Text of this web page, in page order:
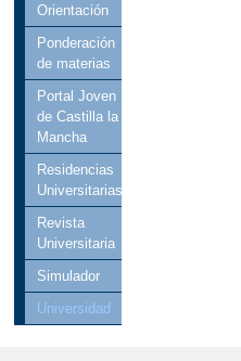
Orientación
Ponderación
de materias
Portal Joven
de Castilla la
Mancha
Residencias
Universitarias
Revista
Universitaria
Simulador
Universidad